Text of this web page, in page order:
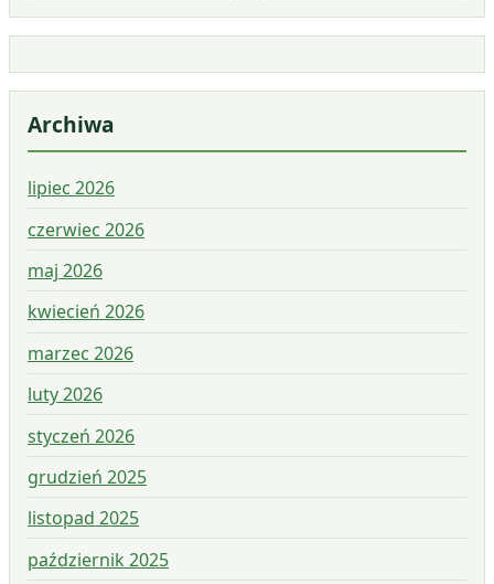
Archiwa
lipiec 2026
czerwiec 2026
maj 2026
kwiecień 2026
marzec 2026
luty 2026
styczeń 2026
grudzień 2025
listopad 2025
październik 2025